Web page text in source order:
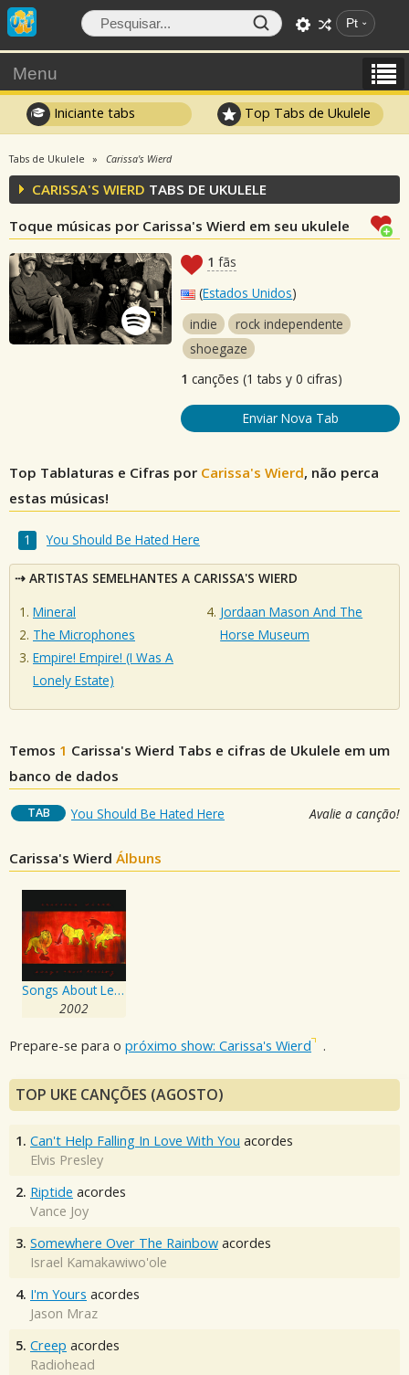
Pt
Menu
Iniciante tabs Top Tabs de Ukulele
Tabs de Ukulele Carissa's Wierd
CARISSA'S WIERD TABS DE UKULELE
Toque músicas por Carissa's Wierd em seu ukulele
1 fãs
(Estados Unidos)
indie
rock independente
shoegaze
1 canções (1 tabs y 0 cifras)
Enviar Nova Tab
Top Tablaturas e Cifras por Carissa's Wierd, não perca
estas músicas!
You Should Be Hated Here
ARTISTAS SEMELHANTES A CARISSA'S WIERD
Mineral
The Microphones
Empire! Empire! (I Was A
Lonely Estate)
Jordaan Mason And The
Horse Museum
Temos 1 Carissa's Wierd Tabs e cifras de Ukulele em um
banco de dados
TAB You Should Be Hated Here Avalie a canção!
Carissa's Wierd Álbuns
Songs About Leaving
2002
Prepare-se para o próximo show: Carissa's Wierd .
TOP UKE CANÇÕES (AGOSTO)
1. Can't Help Falling In Love With You acordes
Elvis Presley
2. Riptide acordes
Vance Joy
3. Somewhere Over The Rainbow acordes
Israel Kamakawiwo'ole
4. I'm Yours acordes
Jason Mraz
5. Creep acordes
Radiohead